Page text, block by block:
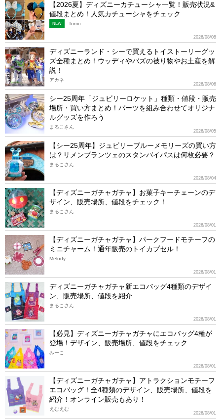
【2026夏】ディズニーカチューシャ一覧！販売状況&
値段まとめ！人気カチューシャをチェック
2026/08/08
NEW Tomo
ディズニーランド・シーで買えるトイストーリーグッ
ズ全種まとめ！ウッディやバズの被り物やお土産を解
説！
2026/08/06
アカネ
シー25周年「ジュビリーロケット」種類・値段・販売
場所・買い方まとめ！パーツを組み合わせてオリジナ
ルグッズを作ろう
2026/08/05
まるこさん
【シー25周年】ジュビリーブルーメモリーズの買い方
は？リメンブランツェのスタンバイパスは何枚必要？
2026/08/04
まるこさん
【ディズニーガチャガチャ】お菓子キーチェーンのデ
ザイン、販売場所、値段をチェック！
2026/08/01
まるこさん
【ディズニーガチャガチャ】パークフードモチーフの
ミニチャーム！通年販売のトイカプセル！
2026/08/01
Melody
ディズニーガチャガチャ新エコバッグ4種類のデザイ
ン、販売場所、値段を紹介
2026/08/01
まるこさん
【必見】ディズニーガチャガチャにエコバッグ4種が
登場！デザイン、販売場所、値段をチェック
2026/08/01
みーこ
【ディズニーガチャガチャ】アトラクションモチーフ
エコバッグ！全4種類のデザイン、販売場所、値段を
紹介！オンライン販売もあり！
2026/08/01
えむえむ